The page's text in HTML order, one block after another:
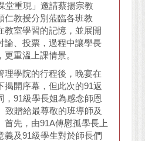
堂重現」邀請蔡揚宗教
仁教授分別蒞臨各班教
教室學習的記憶，並展開
論、投票，過程中讓學長
重溫上課情景。
理學院的行程後，晚宴在
揭開序幕，但此次的91返
，91級學長姐為感念師恩
致贈給最尊敬的班導師及
首先，由91A傅慰孤學長上
義及91級學生對於師長們